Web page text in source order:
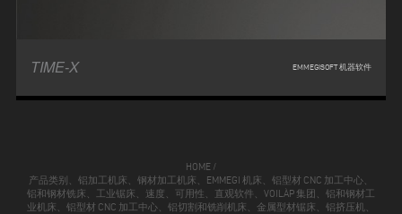
TIME-X EMMEGISOFT 机器软件
HOME /
产品类别、铝加工机床、钢材加工机床、EMMEGI 机床、铝型材 CNC 加工中心、
铝和钢材铣床、工业锯床、速度、可用性、直观软件、VOILÀP 集团、铝和钢材工
业机床、铝型材 CNC 加工中心、铝切割和铣削机床、金属型材锯床、铝挤压机、